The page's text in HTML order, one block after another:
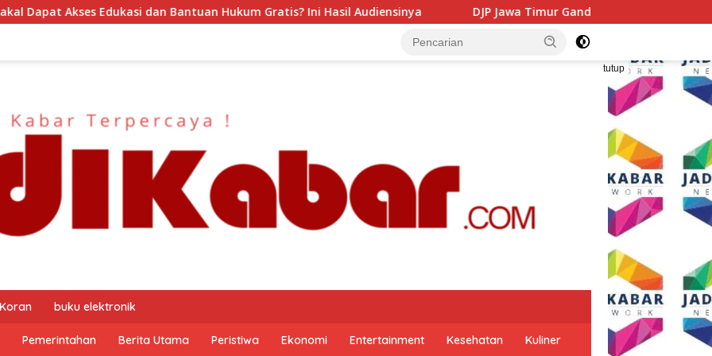
Hukum Gratis? Ini Hasil Audiensinya DJP Jawa Timur Gandeng GP Ansor Tingkatkan Literasi Pajak dan
tutup
buku elektronik
Pemerintahan Berita Utama Peristiwa Ekonomi Entertainment Kesehatan Kuliner